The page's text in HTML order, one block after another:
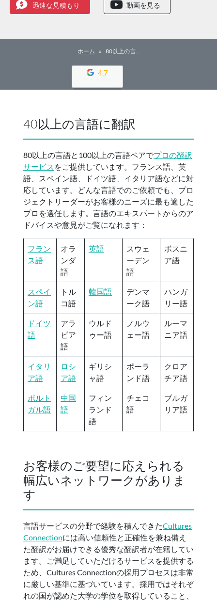
迅速な見積もり 動画を見る
ホーム 80以上の言…
4.7
40以上の言語に翻訳
80以上の言語と100以上の言語ペアでプロの翻訳
サービス をご提供しています。フランス語、英
語、スペイン語、ドイツ語、イタリア語などに対
応しています。どんな言語でのご依頼でも、プロ
ジェクトリーダーがお客様のニーズに最も適した
プロを選任します。言語のエキスパートからのア
ドバイスや意見がご覧になれます：
フラン
ス語
オラ
ンダ
語
英語
スウェ
ーデン
語
ボスニ
ア語
スペイ
ン語
トル
コ語
韓国語
デンマ
ーク語
ハンガ
リー語
ドイツ
語
アラ
ビア
語
ウルド
ゥー語
ノルウ
ェー語
ルーマ
ニア語
イタリ
ア語
ロシ
ア語
ギリシ
ャ語
ポーラ
ンド語
クロア
チア語
ポルト
ガル語
中国
語
フィン
ランド
語
チェコ
語
ブルガ
リア語
お客様のご要望に応えられる
幅広いネットワークがありま
す
言語サービスの分野で経験を積んできたCultures
Connectionには高い信頼性と正確性を兼ね備え
た翻訳がお届けできる優秀な翻訳者が在籍してい
ます。ご満足していただけるサービスを提供する
ため、Cultures Connectionの採用プロセスは非常
に厳しい基準に基づいています。採用ではそれぞ
れの国が認めた大学の学位を取得していること、